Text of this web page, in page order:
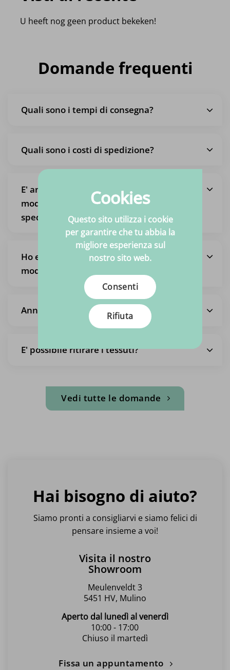
U heeft nog geen product bekeken!
Domande frequenti
Quali sono i tempi di consegna?
Quali sono i costi di spedizione?
E' anche possibile ritirare un ordine, in
modo da non pagare le spese di
spedizione?
Ho effettuato un ordine ma voglio
modificarlo
Annullamento dell'intero ordine
E' possibile ritirare i tessuti?
Vedi tutte le domande
Hai bisogno di aiuto?
Siamo pronti a consigliarvi e siamo felici di
pensare insieme a voi!
Visita il nostro
Showroom
Meulenveldt 3
5451 HV, Mulino
Aperto dal lunedì al venerdì
10:00 - 17:00
Chiuso il martedì
Fissa un appuntamento
Cookies
Questo sito utilizza i cookie
per garantire che tu abbia la
migliore esperienza sul
nostro sito web.
Consenti
Rifiuta